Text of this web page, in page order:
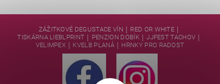
ZÁŽITKOVÉ DEGUSTACE VÍN RED OR WHITE
TISKÁRNA LIEBLPRINT PENZION DOBÍK JJFEST TACHOV
VELIMPEX KVELB PLANÁ HRNKY PRO RADOST